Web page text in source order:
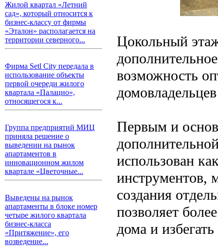
Жилой квартал «Летний
сад», который относится к
бизнес-классу от фирмы
«Эталон» располагается на
территории северного...
Фирма Setl City передала в
использование объекты
первой очереди жилого
квартала «Палацио»,
относящегося к...
Группа предприятий МИЦ
приняла решение о
выведении на рынок
апартаментов в
инновационном жилом
квартале «Цветочные...
Выведены на рынок
апартаменты в блоке номер
четыре жилого квартала
бизнес-класса
«Притяжение», его
возведение...
Цокольный
возможность
Первым и
использован
инструментов,
создания
позволяет
дома и